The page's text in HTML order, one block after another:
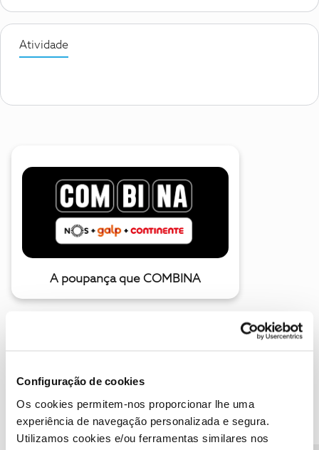
Configuração de cookies
Os cookies permitem-nos proporcionar lhe uma
experiência de navegação personalizada e segura.
Utilizamos cookies e/ou ferramentas similares nos
Atividade
A poupança que COMBINA
Descubra as novidades de julho